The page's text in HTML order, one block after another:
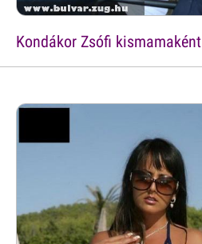
Kondákor Zsófi kismamaként